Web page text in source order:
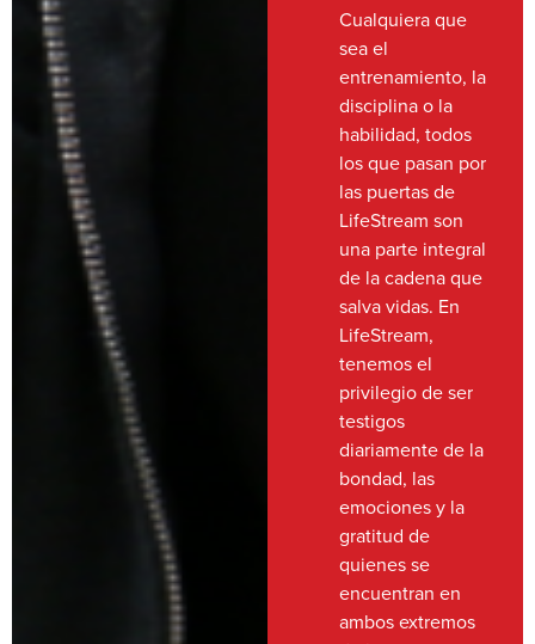
Cualquiera que
sea el
entrenamiento, la
disciplina o la
habilidad, todos
los que pasan por
las puertas de
LifeStream son
una parte integral
de la cadena que
salva vidas. En
LifeStream,
tenemos el
privilegio de ser
testigos
diariamente de la
bondad, las
emociones y la
gratitud de
quienes se
encuentran en
ambos extremos